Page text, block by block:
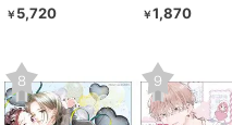
￥ 5,720 ￥1,870